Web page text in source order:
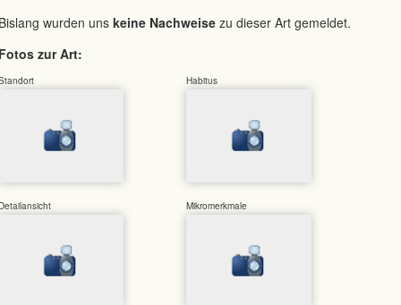
wurden uns keine Nachweise zu dieser Art gemeldet.
zur Art:
Habitus
Mikromerkmale